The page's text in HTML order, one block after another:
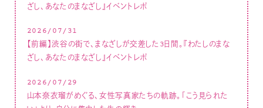
ざし、あなたのまなざし』イベントレポ
2026/07/31
【前編】渋谷の街で、まなざしが交差した3日間。『わたしのまな
ざし、あなたのまなざし』イベントレポ
2026/07/29
山本奈衣瑠がめぐる、女性写真家たちの軌跡。「こう見られた